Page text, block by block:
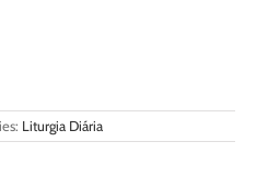
Liturgia Diária